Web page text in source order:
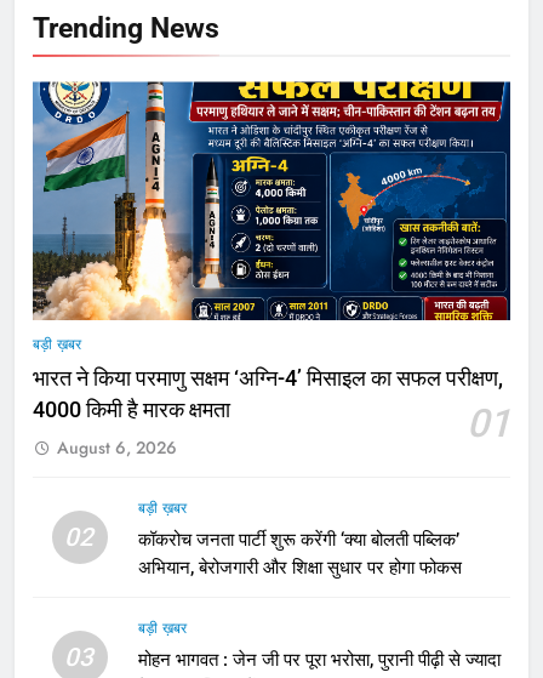
Trending News
बड़ी ख़बर
भारत ने किया परमाणु सक्षम ‘अग्नि-4’ मिसाइल का सफल परीक्षण,
4000 किमी है मारक क्षमता
01
August 6, 2026
02
बड़ी ख़बर
कॉकरोच जनता पार्टी शुरू करेंगी ‘क्या बोलती पब्लिक’
अभियान, बेरोजगारी और शिक्षा सुधार पर होगा फोकस
03
बड़ी ख़बर
मोहन भागवत : जेन जी पर पूरा भरोसा, पुरानी पीढ़ी से ज्यादा